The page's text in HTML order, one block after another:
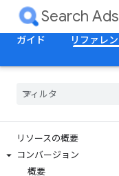
Search
ガイド
リファレ
リソースの概要
コンバージョン
概要